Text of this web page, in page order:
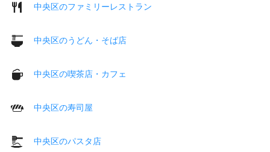
中央区のファミリーレストラン
中央区のうどん・そば店
中央区の喫茶店・カフェ
中央区の寿司屋
中央区のパスタ店